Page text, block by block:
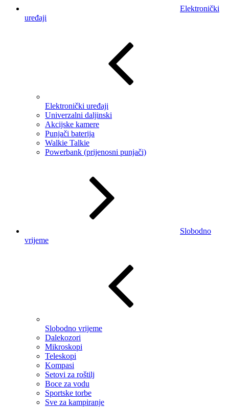
Elektronički
uređaji
Elektronički uređaji
Univerzalni daljinski
Akcijske kamere
Punjači baterija
Walkie Talkie
Powerbank (prijenosni punjači)
Slobodno
vrijeme
Slobodno vrijeme
Dalekozori
Mikroskopi
Teleskopi
Kompasi
Setovi za roštilj
Boce za vodu
Sportske torbe
Sve za kampiranje